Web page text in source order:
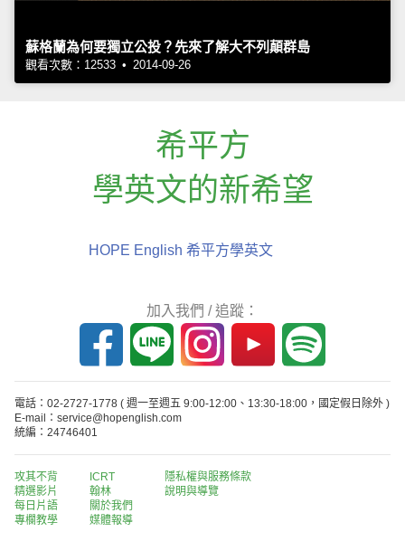
蘇格蘭為何要獨立公投？先來了解大不列顛群島
觀看次數：12533 • 2014-09-26
希平方
學英文的新希望
HOPE English 希平方學英文
加入我們 / 追蹤：
電話：02-2727-1778 ( 週一至週五 9:00-12:00、13:30-18:00，國定假日除外 )
E-mail：service@hopenglish.com
統編：24746401
攻其不背
精選影片
每日片語
專欄教學
ICRT
翰林
關於我們
媒體報導
隱私權與服務條款
說明與導覽